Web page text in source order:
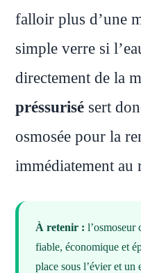
falloir plus d’une
simple verre si
directement de la
préssurisé sert
osmosée pour la
immédiatement au
À retenir : l’osmoseur
fiable, économique et
place sous l’évier et un